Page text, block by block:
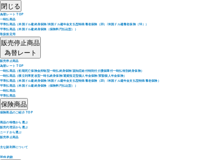
閉じる
為替レート TOP
一時払商品
平準払商品（米国ドル建終身保険/米国ドル建年金支払型特殊養老保険（20）/米国ドル建養老保険（18））
平準払商品（米国ドル建終身保険（保険料円払込型））
取扱規定用
販売停止商品
為替レート
販売停止商品
為替レート TOP
一時払商品（初期死亡保険金抑制型一時払終身保険/認知症給付特則付介護保障付一時払特別終身保険）
一時払商品（積立利率更改型一時払終身保険/通貨指定型個人年金保険/変額個人年金保険）
平準払商品（米国ドル建終身保険/米国ドル建年金支払型特殊養老保険（20）/米国ドル建年金支払型特殊養老保険）
平準払商品（米国ドル建終身保険（保険料円払込型））
一時払商品
平準払商品
保険商品
保険商品のご紹介 TOP
商品の特徴から選ぶ
販売代理店から選ぶ
ニードから選ぶ
販売停止商品
主な諸利率について
Web約款